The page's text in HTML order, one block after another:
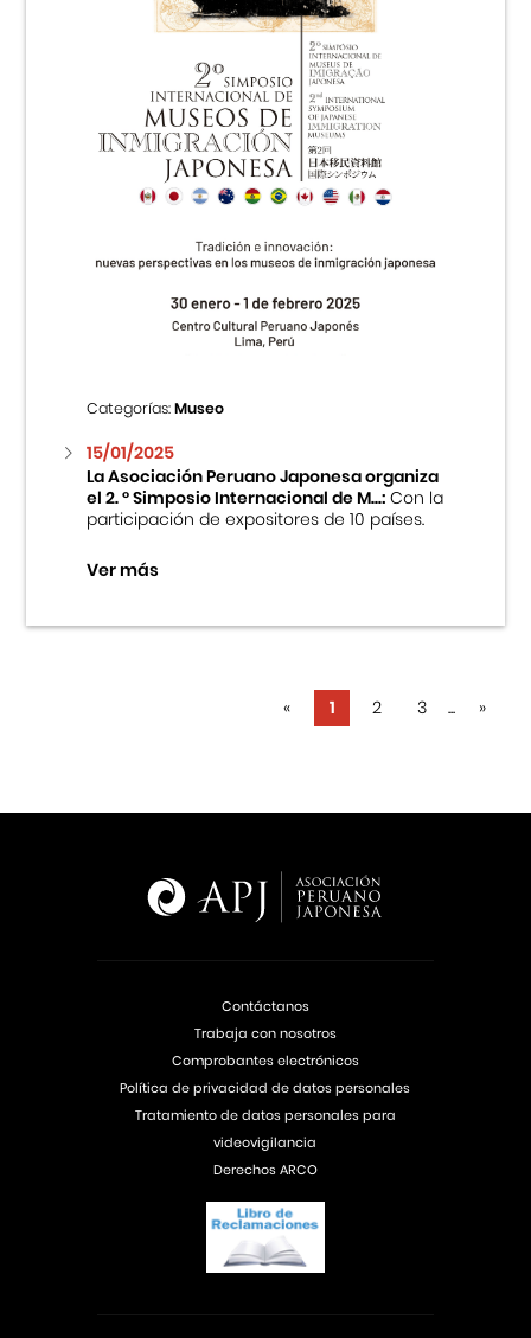
Categorías:Museo
15/01/2025
La Asociación Peruano Japonesa organiza
el 2. ° Simposio Internacional de M...:Con la
participación de expositores de 10 países.
Ver más
« 1 2 3 ... »
Contáctanos
Trabaja con nosotros
Comprobantes electrónicos
Política de privacidad de datos personales
Tratamiento de datos personales para
videovigilancia
Derechos ARCO